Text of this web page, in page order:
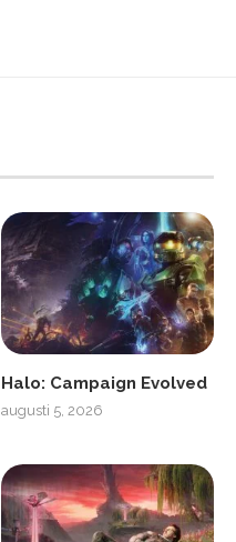
Halo: Campaign Evolved
augusti 5, 2026